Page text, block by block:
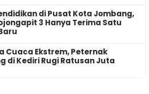
di Pusat Kota Jombang,
3 Hanya Terima Satu
Cuaca Ekstrem, Peternak
di Kediri Rugi Ratusan Juta